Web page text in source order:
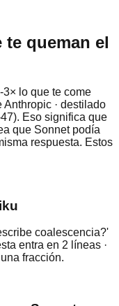
queman el
lo que te come
· destilado
Eso significa que
que Sonnet podía
respuesta. Estos
coalescencia?'
entra en 2 líneas ·
fracción.